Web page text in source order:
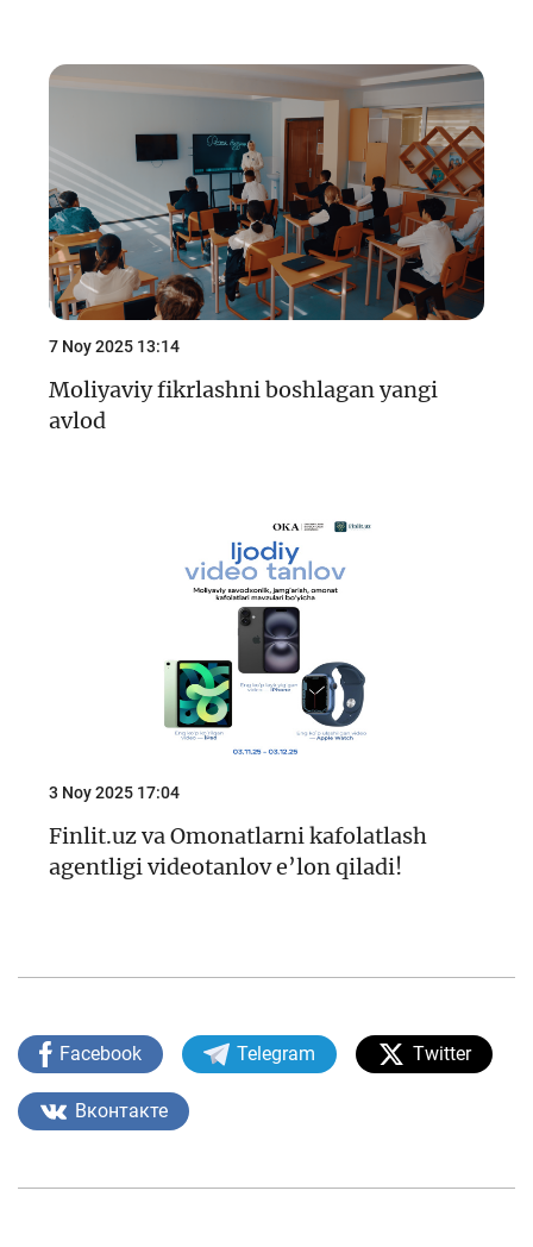
7 Noy 2025 13:14
Moliyaviy fikrlashni boshlagan yangi
avlod
3 Noy 2025 17:04
Finlit.uz va Omonatlarni kafolatlash
agentligi videotanlov e’lon qiladi!
Facebook Telegram Twitter
Вконтакте